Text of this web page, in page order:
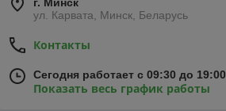
г. Минск
ул. Карвата, Минск, Беларусь
Контакты
Сегодня работает с 09:30 до 19:00
Показать весь график работы